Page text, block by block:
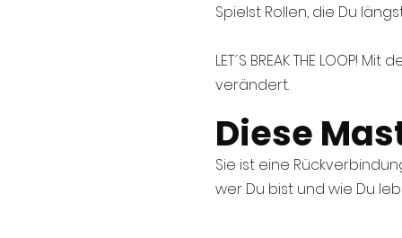
Spielst Rollen, die Du
LET´S BREAK THE
verändert.
Diese
Sie ist eine
wer Du bist und wie Du